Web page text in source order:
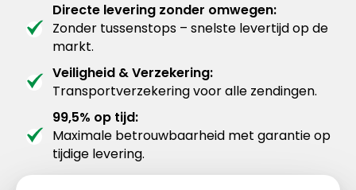
Directe levering zonder omwegen:
Zonder tussenstops – snelste levertijd op de
markt.
Veiligheid & Verzekering:
Transportverzekering voor alle zendingen.
99,5% op tijd:
Maximale betrouwbaarheid met garantie op
tijdige levering.